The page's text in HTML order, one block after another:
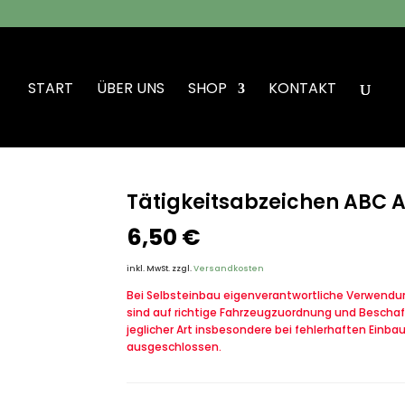
START ÜBER UNS SHOP KONTAKT
Tätigkeitsabzeichen ABC
6,50 €
inkl. MwSt. zzgl.Versandkosten
Bei Selbsteinbau eigenverantwortliche
sind auf richtige Fahrzeugzuordnung und
jeglicher Art insbesondere bei fehlerhaften
ausgeschlossen.